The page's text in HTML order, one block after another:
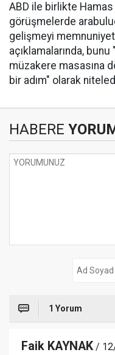
ABD ile birlikte
görüşmelerde
gelişmeyi
açıklamalarında,
müzakere masasına
bir adım" olarak
HABERE
1 Yorum
Faik KAYNAK/